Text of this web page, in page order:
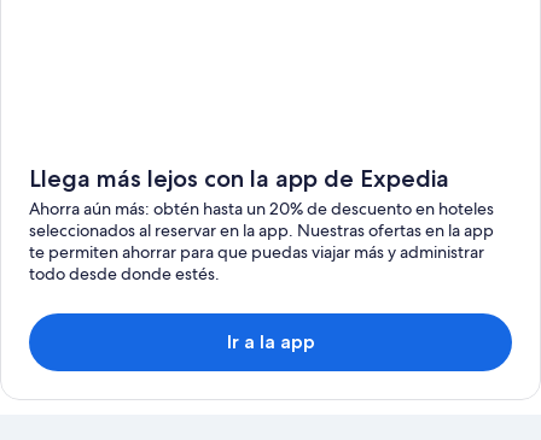
Llega más lejos con la app de Expedia
Ahorra aún más: obtén hasta un 20% de descuento en hoteles
seleccionados al reservar en la app. Nuestras ofertas en la app
te permiten ahorrar para que puedas viajar más y administrar
todo desde donde estés.
Ir a la app